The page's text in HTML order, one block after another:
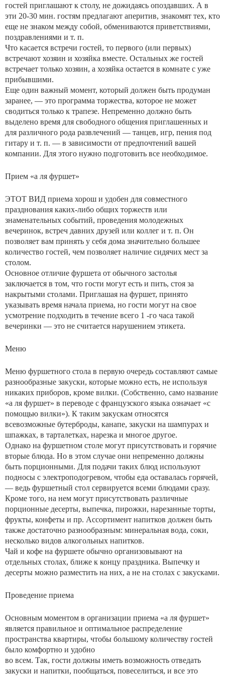
гостей приглашают к столу, не дожидаясь опоздавших. А в
эти 20-30 мин. гостям предлагают аперитив, знакомят тех, кто
еще не знаком между собой, обмениваются приветствиями,
поздравлениями и т. п.
Что касается встречи гостей, то первого (или первых)
встречают хозяин и хозяйка вместе. Остальных же гостей
встречает только хозяин, а хозяйка остается в комнате с уже
прибывшими.
Еще один важный момент, который должен быть продуман
заранее, — это программа торжества, которое не может
сводиться только к трапезе. Непременно должно быть
выделено время для свободного общения приглашенных и
для различного рода развлечений — танцев, игр, пения под
гитару и т. п. — в зависимости от предпочтений вашей
компании. Для этого нужно подготовить все необходимое.
Прием «а ля фуршет»
ЭТОТ ВИД приема хорош и удобен для совместного
празднования каких-либо общих торжеств или
знаменательных событий, проведения молодежных
вечеринок, встреч давних друзей или коллег и т. п. Он
позволяет вам принять у себя дома значительно большее
количество гостей, чем позволяет наличие сидячих мест за
столом.
Основное отличие фуршета от обычного застолья
заключается в том, что гости могут есть и пить, стоя за
накрытыми столами. Приглашая на фуршет, принято
указывать время начала приема, но гости могут на свое
усмотрение подходить в течение всего 1 -го часа такой
вечеринки — это не считается нарушением этикета.
Меню
Меню фуршетного стола в первую очередь составляют самые
разнообразные закуски, которые можно есть, не используя
никаких приборов, кроме вилки. (Собственно, само название
«а ля фуршет» в переводе с французского языка означает «с
помощью вилки»). К таким закускам относятся
всевозможные бутерброды, канапе, закуски на шампурах и
шпажках, в тарталетках, нарезка и многое другое.
Однако на фуршетном столе могут присутствовать и горячие
вторые блюда. Но в этом случае они непременно должны
быть порционными. Для подачи таких блюд используют
подносы с электроподогревом, чтобы еда оставалась горячей,
— ведь фуршетный стол сервируется всеми блюдами сразу.
Кроме того, на нем могут присутствовать различные
порционные десерты, выпечка, пирожки, нарезанные торты,
фрукты, конфеты и пр. Ассортимент напитков должен быть
также достаточно разнообразным: минеральная вода, соки,
несколько видов алкогольных напитков.
Чай и кофе на фуршете обычно организовывают на
отдельных столах, ближе к концу праздника. Выпечку и
десерты можно разместить на них, а не на столах с закусками.
Проведение приема
Основным моментом в организации приема «а ля фуршет»
является правильное и оптимальное распределение
пространства квартиры, чтобы большому количеству гостей
было комфортно и удобно
во всем. Так, гости должны иметь возможность отведать
закуски и напитки, пообщаться, повеселиться, и все это